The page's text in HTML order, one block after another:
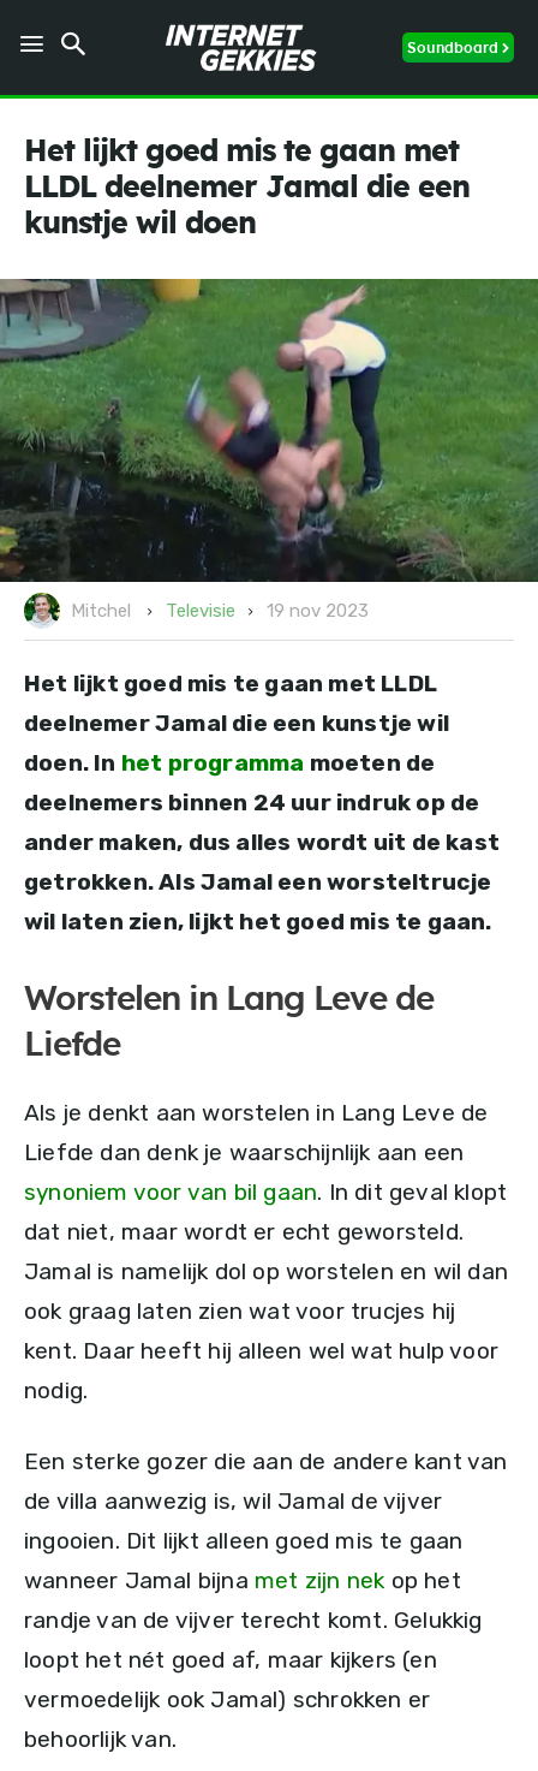
Soundboard
Het lijkt goed mis te gaan met
LLDL deelnemer Jamal die een
kunstje wil doen
Mitchel Televisie 19 nov 2023
Het lijkt goed mis te gaan met LLDL
deelnemer Jamal die een kunstje wil
doen. In het programma moeten de
deelnemers binnen 24 uur indruk op de
ander maken, dus alles wordt uit de kast
getrokken. Als Jamal een worsteltrucje
wil laten zien, lijkt het goed mis te gaan.
Worstelen in Lang Leve de
Liefde
Als je denkt aan worstelen in Lang Leve de
Liefde dan denk je waarschijnlijk aan een
synoniem voor van bil gaan. In dit geval klopt
dat niet, maar wordt er echt geworsteld.
Jamal is namelijk dol op worstelen en wil dan
ook graag laten zien wat voor trucjes hij
kent. Daar heeft hij alleen wel wat hulp voor
nodig.
Een sterke gozer die aan de andere kant van
de villa aanwezig is, wil Jamal de vijver
ingooien. Dit lijkt alleen goed mis te gaan
wanneer Jamal bijna met zijn nek op het
randje van de vijver terecht komt. Gelukkig
loopt het nét goed af, maar kijkers (en
vermoedelijk ook Jamal) schrokken er
behoorlijk van.